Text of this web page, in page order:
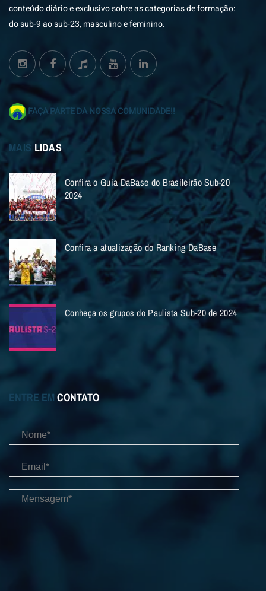
conteúdo diário e exclusivo sobre as categorias de formação:
do sub-9 ao sub-23, masculino e feminino.
FAÇA PARTE DA NOSSA COMUNIDADE!!
MAIS LIDAS
Confira o Guia DaBase do Brasileirão Sub-20
2024
Confira a atualização do Ranking DaBase
Conheça os grupos do Paulista Sub-20 de 2024
ENTRE EM CONTATO